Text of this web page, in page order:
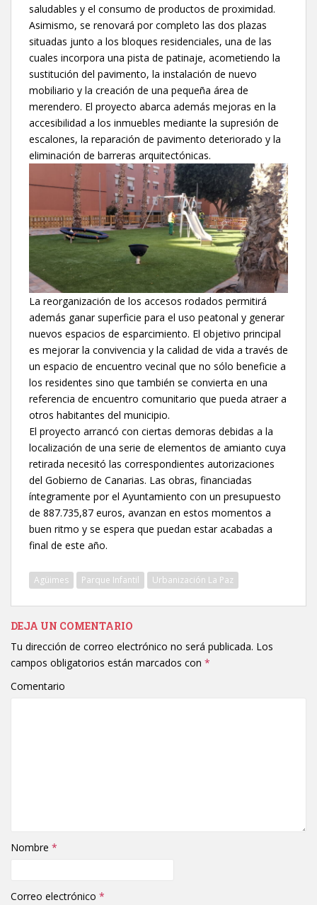
saludables y el consumo de productos de proximidad.
Asimismo, se renovará por completo las dos plazas
situadas junto a los bloques residenciales, una de las
cuales incorpora una pista de patinaje, acometiendo la
sustitución del pavimento, la instalación de nuevo
mobiliario y la creación de una pequeña área de
merendero. El proyecto abarca además mejoras en la
accesibilidad a los inmuebles mediante la supresión de
escalones, la reparación de pavimento deteriorado y la
eliminación de barreras arquitectónicas.
La reorganización de los accesos rodados permitirá
además ganar superficie para el uso peatonal y generar
nuevos espacios de esparcimiento. El objetivo principal
es mejorar la convivencia y la calidad de vida a través de
un espacio de encuentro vecinal que no sólo beneficie a
los residentes sino que también se convierta en una
referencia de encuentro comunitario que pueda atraer a
otros habitantes del municipio.
El proyecto arrancó con ciertas demoras debidas a la
localización de una serie de elementos de amianto cuya
retirada necesitó las correspondientes autorizaciones
del Gobierno de Canarias. Las obras, financiadas
íntegramente por el Ayuntamiento con un presupuesto
de 887.735,87 euros, avanzan en estos momentos a
buen ritmo y se espera que puedan estar acabadas a
final de este año.
Agüimes Parque Infantil Urbanización La Paz
DEJA UN COMENTARIO
Tu dirección de correo electrónico no será publicada. Los
campos obligatorios están marcados con *
Comentario
Nombre *
Correo electrónico *